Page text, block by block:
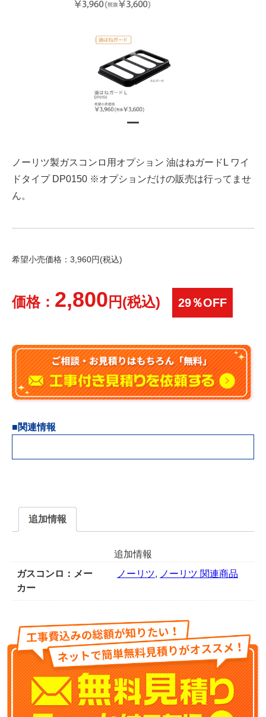
ノーリツ製ガスコンロ用オプション 油はねガードL ワイ
ドタイプ DP0150 ※オプションだけの販売は行ってませ
ん。
希望小売価格：3,960円(税込)
価格： 2,800 円(税込) 29％OFF
■関連情報
追加情報
追加情報
ガスコンロ：メー
カー
ノーリツ, ノーリツ 関連商品